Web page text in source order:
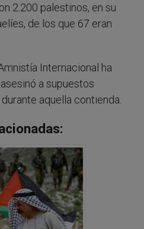
2.200 palestinos, en su
de los que 67 eran
Internacional ha
a supuestos
aquella contienda.